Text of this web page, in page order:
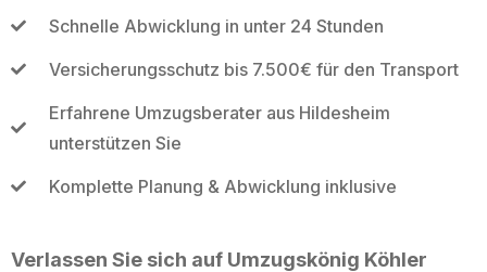
Schnelle Abwicklung in unter 24 Stunden
Versicherungsschutz bis 7.500€ für den Transport
Erfahrene Umzugsberater aus Hildesheim
unterstützen Sie
Komplette Planung & Abwicklung inklusive
Verlassen Sie sich auf Umzugskönig Köhler